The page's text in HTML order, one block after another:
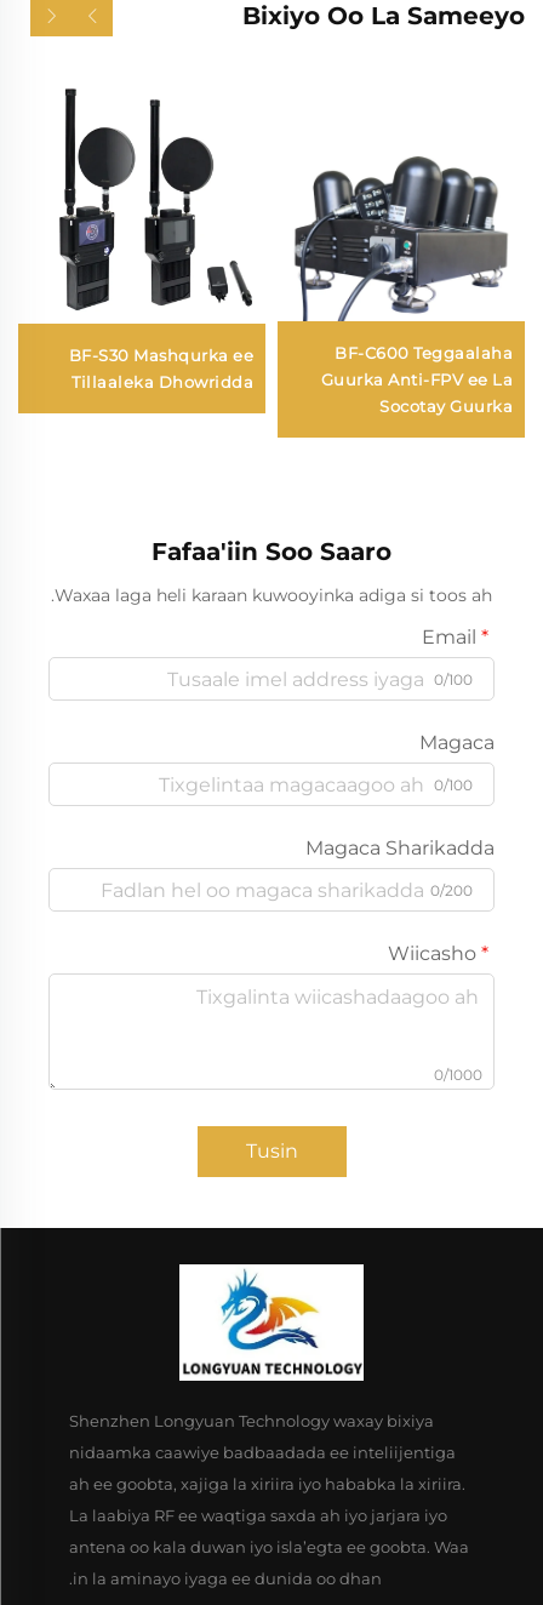
Bixiyo Oo La Sameeyo
BF-C600 Teggaalaha
Guurka Anti-FPV ee La
Socotay Guurka
BF-S30 Mashqurka ee
Tillaaleka Dhowridda
Fafaa'iin Soo Saaro
Waxaa laga heli karaan kuwooyinka adiga si toos ah.
0/100
Magaca
0/100
Magaca Sharikadda
0/200
0/1000
Tusin
Shenzhen Longyuan Technology waxay bixiya
nidaamka caawiye badbaadada ee inteliijentiga
ah ee goobta, xajiga la xiriira iyo hababka la xiriira.
La laabiya RF ee waqtiga saxda ah iyo jarjara iyo
antena oo kala duwan iyo isla’egta ee goobta. Waa
in la aminayo iyaga ee dunida oo dhan.